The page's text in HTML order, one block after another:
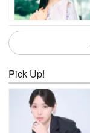
Pick Up!